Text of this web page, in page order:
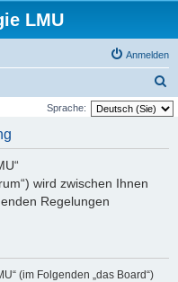
LMU
Anmelden
u
Sprache:
wird zwischen Ihnen
Regelungen
(im Folgenden „das Board“)